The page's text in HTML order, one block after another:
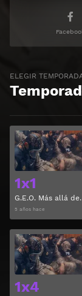
ELEGIR
1x1
G.E.O.
5 años hace
1x4